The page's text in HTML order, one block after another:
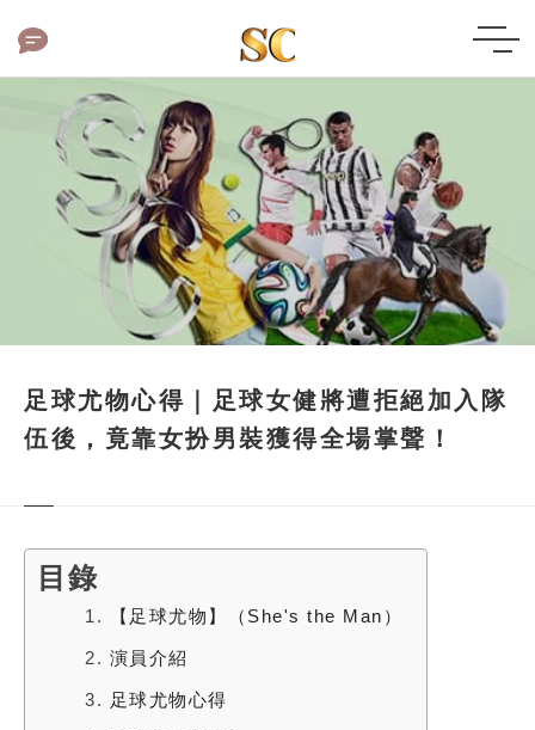
足球尤物心得｜足球女健將遭拒絕加入隊
伍後，竟靠女扮男裝獲得全場掌聲！
目錄
1. 【足球尤物】（She's the Man）
2. 演員介紹
3. 足球尤物心得